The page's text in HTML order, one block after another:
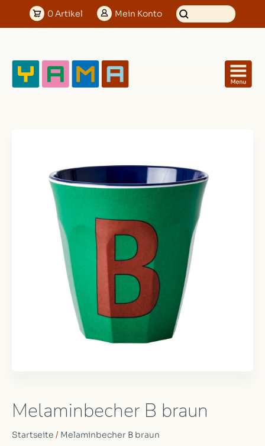
0Artikel Mein Konto
Melaminbecher B braun
Startseite / Melaminbecher B braun